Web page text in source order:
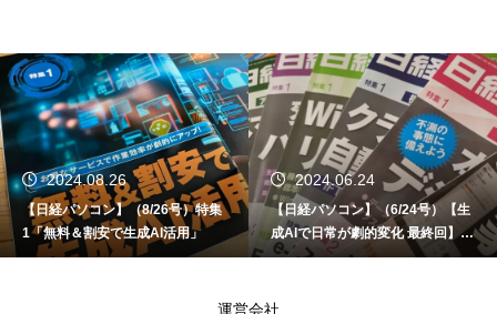
2024.06.24
【日経パソコン】（6/24号）【生
成AIで日常が劇的変化 最終回】 A
I時代のアプリケーション／サービ
2024.06.12
【書籍】ゼロからはじめる なるほ
ど！Copilot活用術（技術評論社）
運営会社